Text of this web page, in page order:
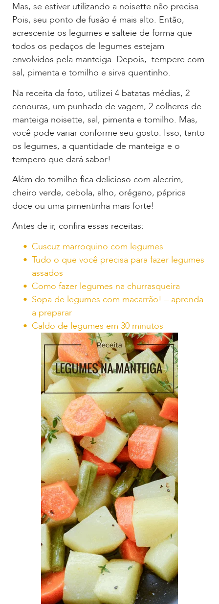
Mas, se estiver utilizando a noisette não precisa.
Pois, seu ponto de fusão é mais alto. Então,
acrescente os legumes e salteie de forma que
todos os pedaços de legumes estejam
envolvidos pela manteiga. Depois, tempere com
sal, pimenta e tomilho e sirva quentinho.
Na receita da foto, utilizei 4 batatas médias, 2
cenouras, um punhado de vagem, 2 colheres de
manteiga noisette, sal, pimenta e tomilho. Mas,
você pode variar conforme seu gosto. Isso, tanto
os legumes, a quantidade de manteiga e o
tempero que dará sabor!
Além do tomilho fica delicioso com alecrim,
cheiro verde, cebola, alho, orégano, páprica
doce ou uma pimentinha mais forte!
Antes de ir, confira essas receitas:
Cuscuz marroquino com legumes
Tudo o que você precisa para fazer legumes
assados
Como fazer legumes na churrasqueira
Sopa de legumes com macarrão! – aprenda
a preparar
Caldo de legumes em 30 minutos